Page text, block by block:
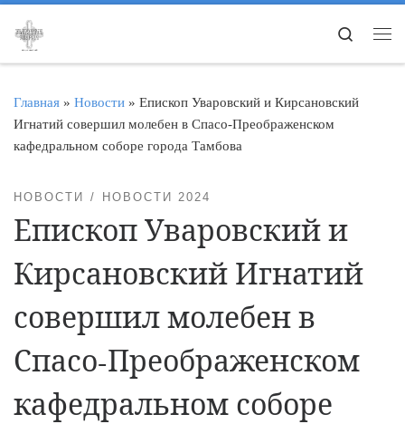
Перейти к содержимому
Search
Главная » Новости » Епископ Уваровский и Кирсановский
Игнатий совершил молебен в Спасо-Преображенском
кафедральном соборе города Тамбова
НОВОСТИ НОВОСТИ 2024
Епископ Уваровский и
Кирсановский Игнатий
совершил молебен в
Спасо-Преображенском
кафедральном соборе